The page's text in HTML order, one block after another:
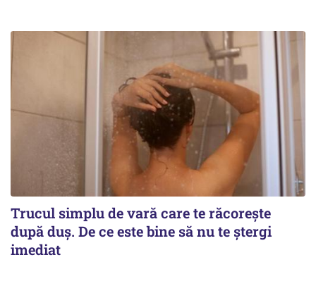
Trucul simplu de vară care te răcorește
după duș. De ce este bine să nu te ștergi
imediat